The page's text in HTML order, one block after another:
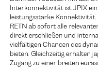
Interkonnektivität ist JPIX
leistungsstarke
RETN ab sofort alle
direkt erschließen und
vielfältigen Chancen des
bieten. Gleichzeitig erhalten
Zugang zu einer breiten